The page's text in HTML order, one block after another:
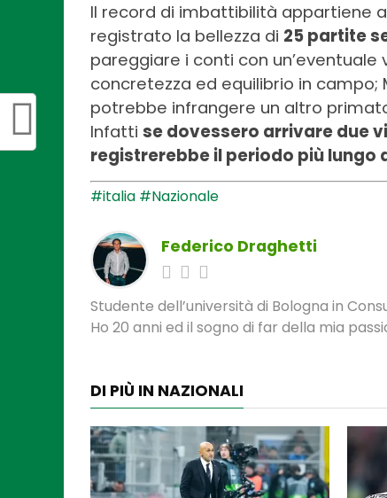
Il record di imbattibilità appartiene a
registrato la bellezza di 25 partite
pareggiare i conti con
concretezza ed equilibrio in campo;
potrebbe infrangere un altro
Infatti se dovessero arrivare due
registrerebbe il periodo più lungo
#italia #Nazionale
Federico Draghetti
Studente dell’università di Bologna in
Ho 20 anni ed il sogno di far della mia
DI PIÙ IN NAZIONALI